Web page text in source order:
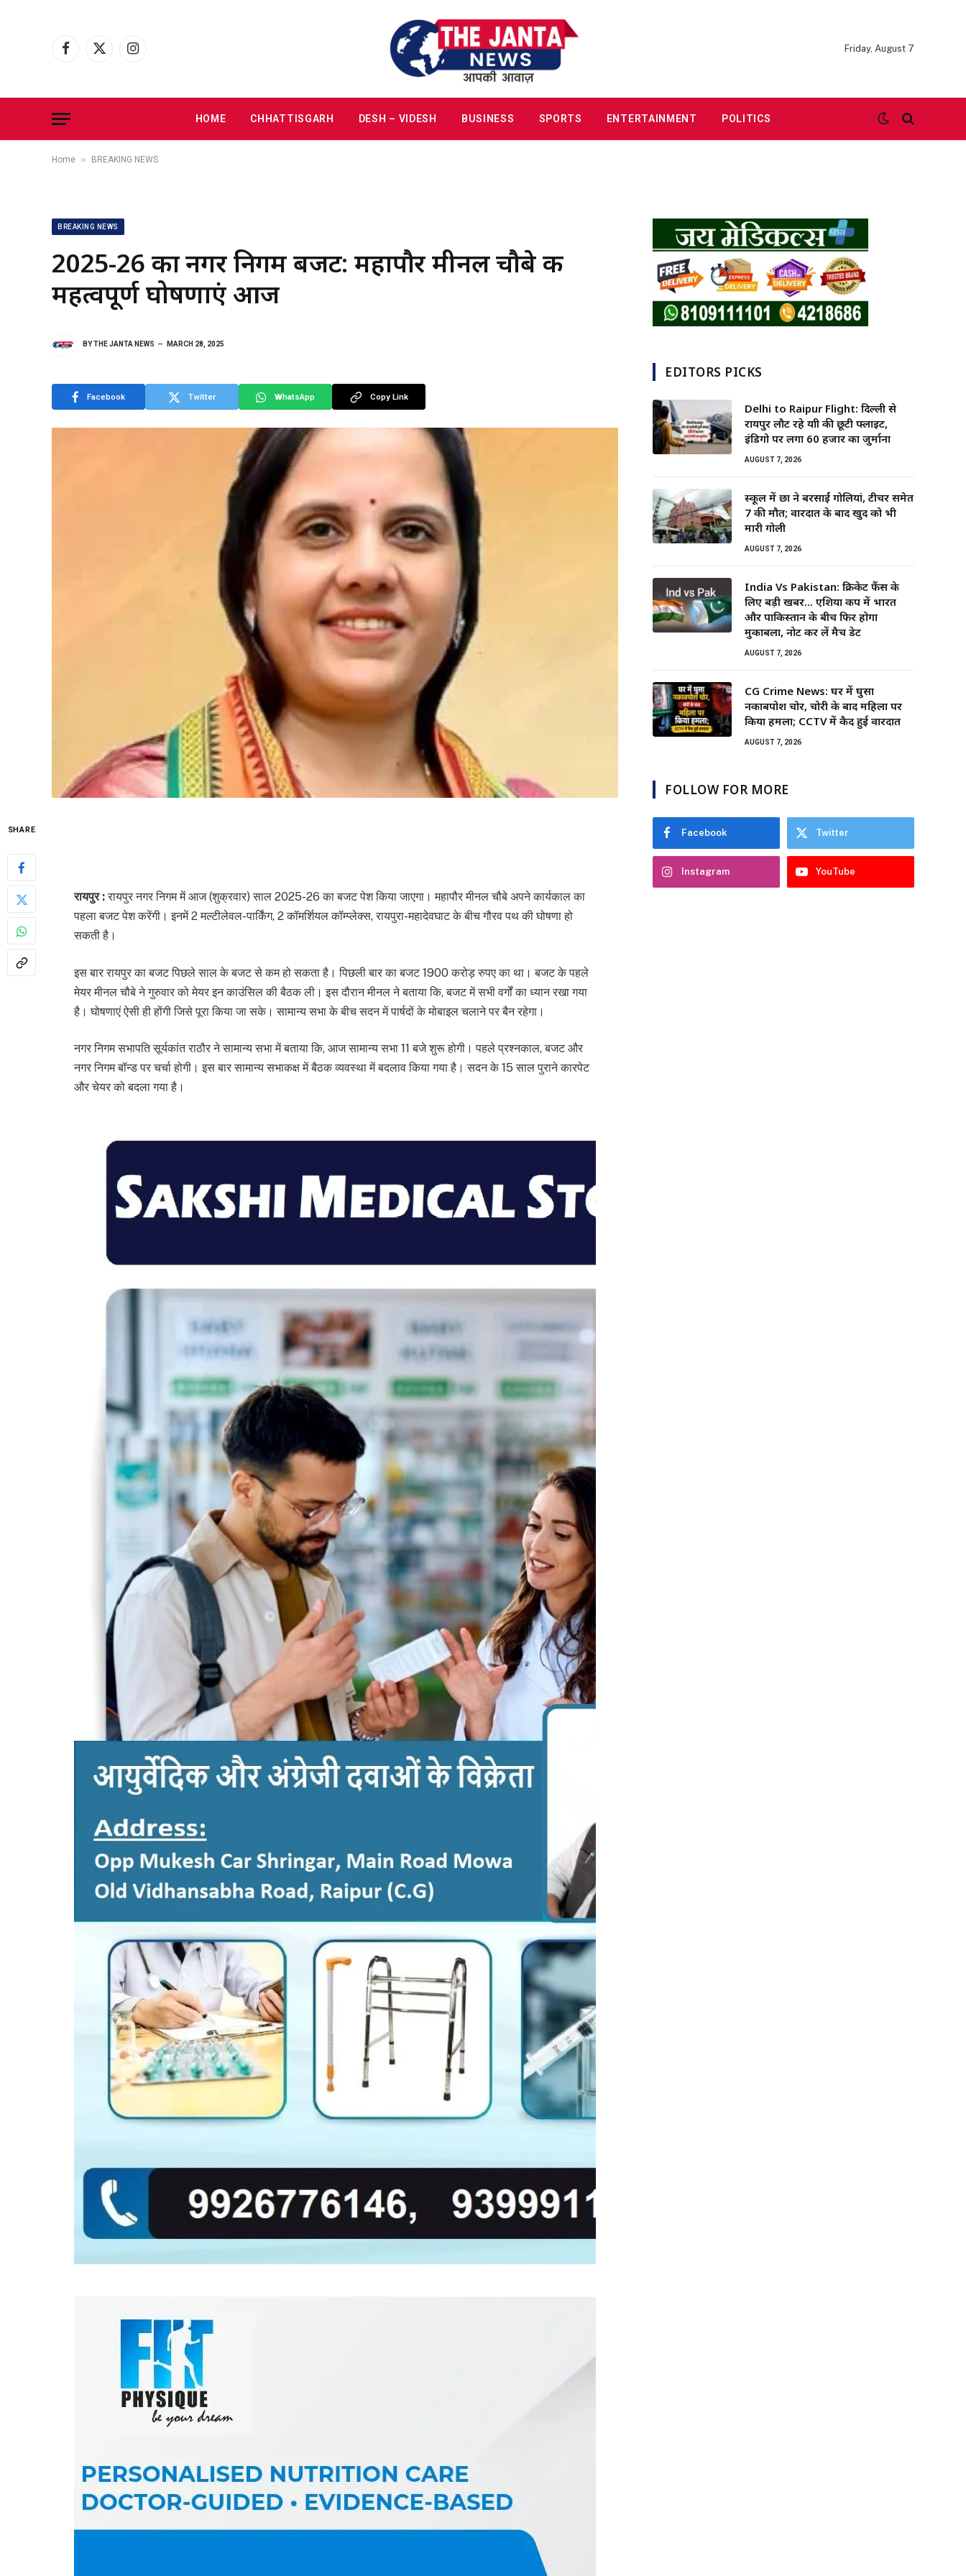
Facebook
X
Instagram
Friday, August 7
HOME CHHATTISGARH DESH – VIDESH BUSINESS SPORTS ENTERTAINMENT POLITICS
Home » BREAKING NEWS
BREAKING NEWS
2025-26 का नगर निगम बजट: महापौर मीनल चौबे की
महत्वपूर्ण घोषणाएं आज
BYTHE JANTA NEWS MARCH 28, 2025
Facebook Twitter WhatsApp Copy Link
SHARE
रायपुर :रायपुर नगर निगम में आज (शुक्रवार) साल 2025-26 का बजट पेश किया जाएगा। महापौर मीनल चौबे अपने कार्यकाल का
पहला बजट पेश करेंगी। इनमें 2 मल्टीलेवल-पार्किंग, 2 कॉमर्शियल कॉम्प्लेक्स, रायपुरा-महादेवघाट के बीच गौरव पथ की घोषणा हो
सकती है।
इस बार रायपुर का बजट पिछले साल के बजट से कम हो सकता है। पिछली बार का बजट 1900 करोड़ रुपए का था। बजट के पहले
मेयर मीनल चौबे ने गुरुवार को मेयर इन काउंसिल की बैठक ली। इस दौरान मीनल ने बताया कि, बजट में सभी वर्गों का ध्यान रखा गया
है। घोषणाएं ऐसी ही होंगी जिसे पूरा किया जा सके। सामान्य सभा के बीच सदन में पार्षदों के मोबाइल चलाने पर बैन रहेगा।
नगर निगम सभापति सूर्यकांत राठौर ने सामान्य सभा में बताया कि, आज सामान्य सभा 11 बजे शुरू होगी। पहले प्रश्नकाल, बजट और
नगर निगम बॉन्ड पर चर्चा होगी। इस बार सामान्य सभाकक्ष में बैठक व्यवस्था में बदलाव किया गया है। सदन के 15 साल पुराने कारपेट
और चेयर को बदला गया है।
EDITORS PICKS
Delhi to Raipur Flight: दिल्ली से
रायपुर लौट रहे यात्री की छूटी फ्लाइट,
इंडिगो पर लगा 60 हजार का जुर्माना
AUGUST 7, 2026
स्कूल में छात्र ने बरसाईं गोलियां, टीचर समेत
7 की मौत; वारदात के बाद खुद को भी
मारी गोली
AUGUST 7, 2026
India Vs Pakistan: क्रिकेट फैंस के
लिए बड़ी खबर… एशिया कप में भारत
और पाकिस्तान के बीच फिर होगा
मुकाबला, नोट कर लें मैच डेट
AUGUST 7, 2026
CG Crime News: घर में घुसा
नकाबपोश चोर, चोरी के बाद महिला पर
किया हमला; CCTV में कैद हुई वारदात
AUGUST 7, 2026
FOLLOW FOR MORE
Facebook Twitter
Instagram YouTube